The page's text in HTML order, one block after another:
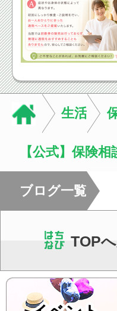
生活
【公式】保険
ブログ一覧
TOP